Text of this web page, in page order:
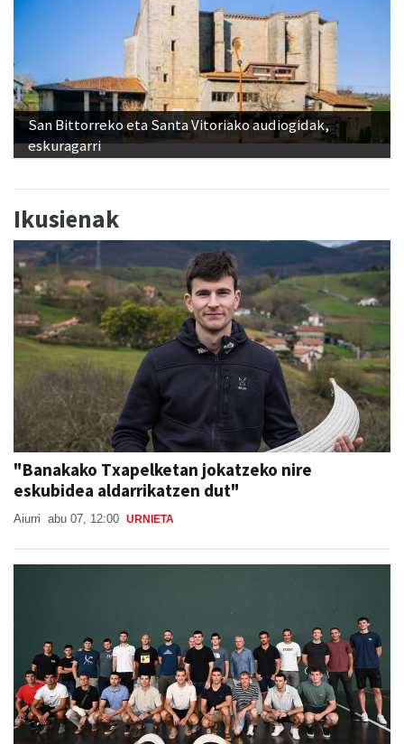
San Bittorreko eta Santa Vitoriako audiogidak,
eskuragarri
Ikusienak
"Banakako Txapelketan jokatzeko nire
eskubidea aldarrikatzen dut"
Aiurri abu 07, 12:00 URNIETA